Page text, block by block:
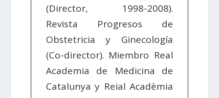
(Director, 1998-2008).
Revista Progresos de
Obstetricia y Ginecología
(Co-director). Miembro Real
Academia de Medicina de
Catalunya y Reial Acadèmia